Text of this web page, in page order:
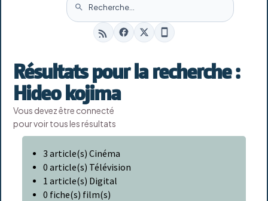
Résultats pour la recherche :
Hideo kojima
Vous devez être connecté
pour voir tous les résultats
3 article(s) Cinéma
0 article(s) Télévision
1 article(s) Digital
0 fiche(s) film(s)